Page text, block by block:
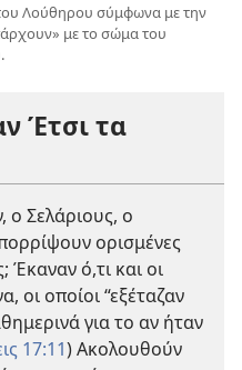
Λούθηρου σύμφωνα με την
με το σώμα του
Έτσι τα
Σελάριους, ο
ορισμένες
Έκαναν ό,τι και οι
οι οποίοι “εξέταζαν
για το αν ήταν
17:11) Ακολουθούν